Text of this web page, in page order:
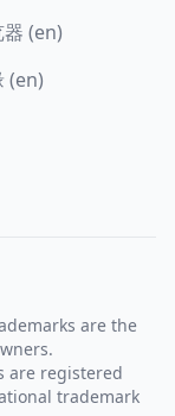
(en)
(en)
are the
are registered
trademark